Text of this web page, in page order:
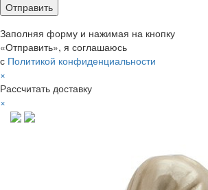
Заполняя форму и нажимая на кнопку
«Отправить», я соглашаюсь
с Политикой конфиденциальности
×
Рассчитать доставку
×